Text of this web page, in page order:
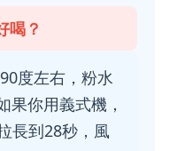
喝？
度左右，粉水
果你用義式機，
長到28秒，風